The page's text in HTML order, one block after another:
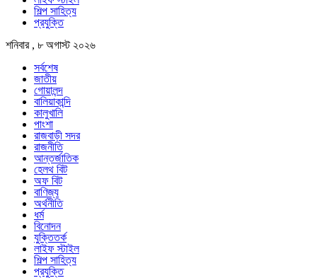
শিল্প সাহিত্য
প্রযুক্তি
শনিবার , ৮ অগাস্ট ২০২৬
সর্বশেষ
জাতীয়
গোয়ালন্দ
বালিয়াকান্দি
কালুখালি
পাংশা
রাজবাড়ী সদর
রাজনীতি
আন্তর্জাতিক
হেলথ বিট
অফ বিট
বাণিজ্য
অর্থনীতি
ধর্ম
বিনোদন
যুক্তিতর্ক
লাইফ স্টাইল
শিল্প সাহিত্য
প্রযুক্তি